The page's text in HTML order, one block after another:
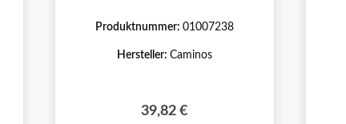
Produktnummer: 01007238
Hersteller: Caminos
Regulärer Preis:
39,82 €